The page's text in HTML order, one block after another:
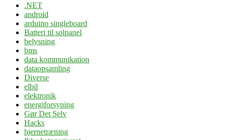
.NET
android
arduino singleboard
Batteri til solpanel
belysning
bms
data kommunikation
dataopsamling
Diverse
elbil
elektronik
energiforsyning
Gør Det Selv
Hacks
hjernetræning